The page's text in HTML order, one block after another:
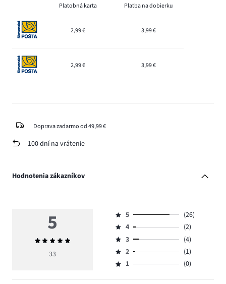
Platobná karta Platba na dobierku
2,99 € 3,99 €
2,99 € 3,99 €
Doprava zadarmo od 49,99 €
100 dní na vrátenie
Hodnotenia zákazníkov
5
Priemerné
hodnotenie
33
Hodnotenie
5,
počet
hlasov
26.
5
(26)
Hodnotenie
4,
počet
hlasov
4
(2)
Hodnotenie
3,
počet
3
(4)
Hodnotenie
2,
2
(1)
Hodnotenie
1,
1 (0)